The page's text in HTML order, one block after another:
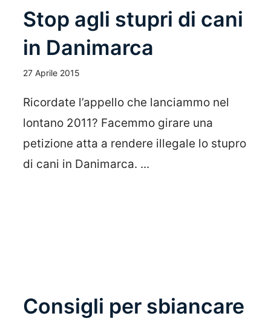
Stop agli stupri di cani
in Danimarca
27 Aprile 2015
Ricordate l’appello che lanciammo nel
lontano 2011? Facemmo girare una
petizione atta a rendere illegale lo stupro
di cani in Danimarca. ...
Consigli per sbiancare